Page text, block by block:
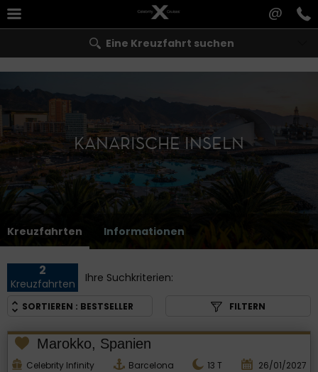
@
Eine Kreuzfahrt suchen
KANARISCHE INSELN
Kreuzfahrten Informationen
2
Kreuzfahrten Ihre Suchkriterien:
SORTIEREN : BESTSELLER FILTERN
Marokko, Spanien
Celebrity Infinity Barcelona 13 T
26/01/2027